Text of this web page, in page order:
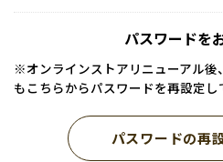
パスワードを
※オンラインストアリニューアル
もこちらからパスワードを再設定し
パスワードの再